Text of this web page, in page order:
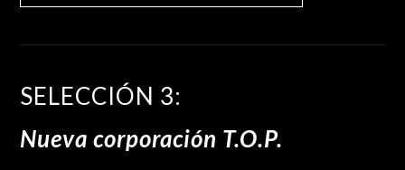
SELECCIÓN 3:
Nueva corporación T.O.P.